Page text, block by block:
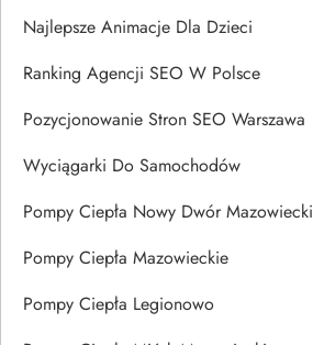
Najlepsze Animacje Dla Dzieci
Ranking Agencji SEO W Polsce
Pozycjonowanie Stron SEO Warszawa
Wyciągarki Do Samochodów
Pompy Ciepła Nowy Dwór Mazowiecki
Pompy Ciepła Mazowieckie
Pompy Ciepła Legionowo